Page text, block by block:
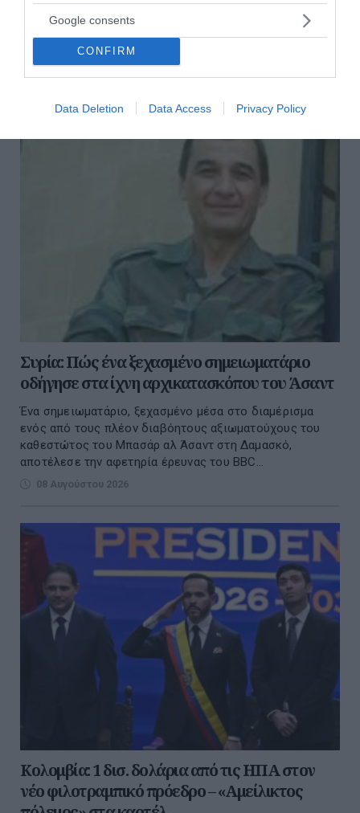
Google consents
CONFIRM
Data Deletion Data Access Privacy Policy
που δείχνει ζωντανό τον Ανώτατο Ηγέτη του Ιράν
ΟΛΕΣ ΟΙ ΕΙΔΗΣΕΙΣ →
διαβάστε ακόμη
Συρία: Πώς ένα ξεχασμένο σημειωματάριο
οδήγησε στα ίχνη αρχικατασκόπου του Άσαντ
Ένα σημειωματάριο, ξεχασμένο μέσα στο διαμέρισμα
ενός από τους πλέον διαβόητους αξιωματούχους του
καθεστώτος του Μπασάρ αλ Άσαντ στη Δαμασκό,
αποτέλεσε την αφετηρία έρευνας του BBC...
08 Αυγούστου 2026
Κολομβία: 1 δισ. δολάρια από τις ΗΠΑ στον
νέο φιλοτραμπικό πρόεδρο – «Αμείλικτος